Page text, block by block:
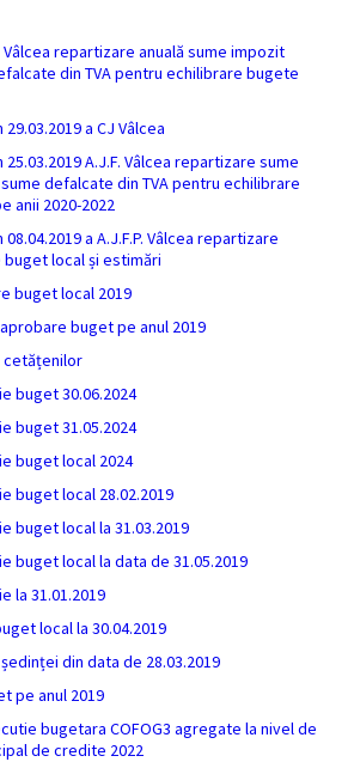
Vâlcea repartizare anuală sume impozit
din TVA pentru echilibrare bugete
a CJ Vâlcea
25.03.2019 A.J.F. Vâlcea repartizare sume
defalcate din TVA pentru echilibrare
anii 2020-2022
a A.J.F.P. Vâlcea repartizare
local și estimări
buget local 2019
buget pe anul 2019
cetățenilor
buget 30.06.2024
buget 31.05.2024
buget local 2024
buget local 28.02.2019
buget local la 31.03.2019
buget local la data de 31.05.2019
la 31.01.2019
local la 30.04.2019
din data de 28.03.2019
pe anul 2019
bugetara COFOG3 agregate la nivel de
de credite 2022